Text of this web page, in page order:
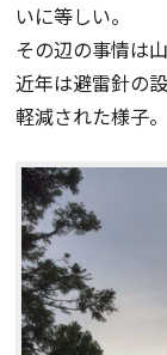
いに等しい。
その辺の事情は
近年は避雷針の
軽減された様子。